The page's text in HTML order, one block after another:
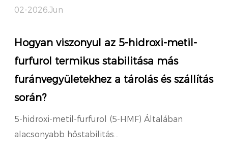
02-2026,Jun
Hogyan viszonyul az 5-hidroxi-metil-
furfurol termikus stabilitása más
furánvegyületekhez a tárolás és szállítás
során?
5-hidroxi-metil-furfurol (5-HMF) Általában
alacsonyabb hőstabilitás...